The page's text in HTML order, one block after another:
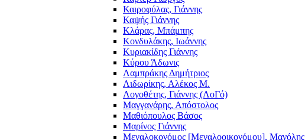
Καιροφύλας, Γιάννης
Καψής Γιάννης
Κλάρας, Μπάμπης
Κονδυλάκης, Ιωάννης
Κυριακίδης Γιάννης
Κύρου Άδωνις
Λαμπράκης Δημήτριος
Λιδωρίκης, Αλέκος Μ.
Λογοθέτης, Γιάννης (ΛοΓό)
Μαγγανάρης, Απόστολος
Μαθιόπουλος Βάσος
Μαρίνος Γιάννης
Μεγαλοκονόμος [Μεγαλοοικονόμου], Μανόλης